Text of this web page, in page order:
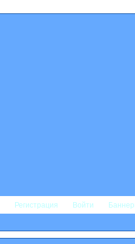
Регистрация Войти